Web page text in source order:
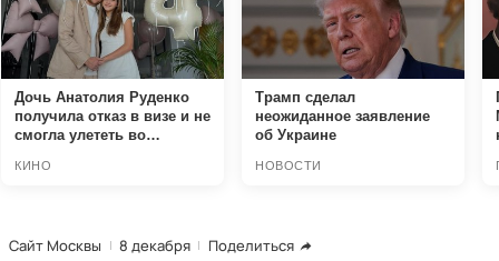
Сайт Москвы 8 декабря Поделиться